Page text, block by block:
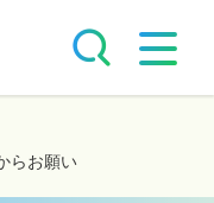
らお願い